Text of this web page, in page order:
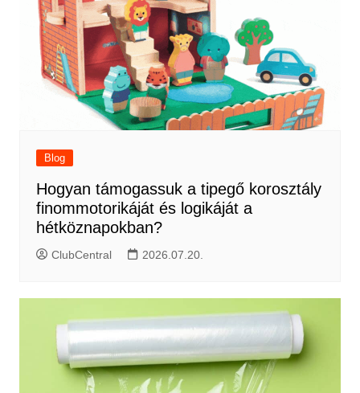
Blog
Hogyan támogassuk a tipegő korosztály
finommotorikáját és logikáját a
hétköznapokban?
ClubCentral 2026.07.20.